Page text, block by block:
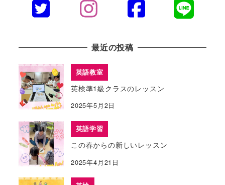
最近の投稿
英語教室
英検準1級クラスのレッスン
2025年5月2日
英語学習
この春からの新しいレッスン
2025年4月21日